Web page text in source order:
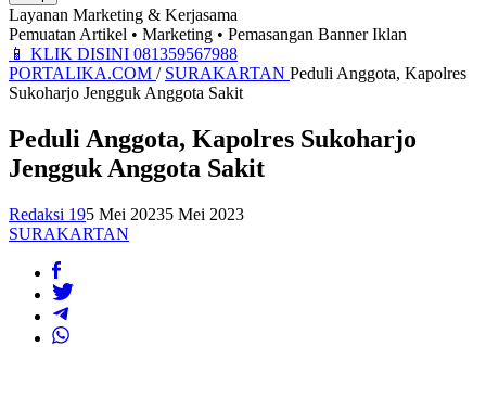
Layanan Marketing & Kerjasama
Pemuatan Artikel • Marketing • Pemasangan Banner Iklan
📱 KLIK DISINI 081359567988
PORTALIKA.COM / SURAKARTAN Peduli Anggota, Kapolres
Sukoharjo Jengguk Anggota Sakit
Peduli Anggota, Kapolres Sukoharjo
Jengguk Anggota Sakit
Redaksi 195 Mei 20235 Mei 2023
SURAKARTAN